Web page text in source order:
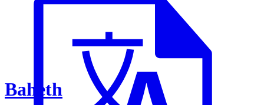
Baheth